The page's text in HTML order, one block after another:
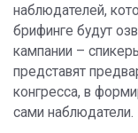
наблюдателей,
брифинге будут
кампании –
представят
конгресса, в
сами наблюдатели.